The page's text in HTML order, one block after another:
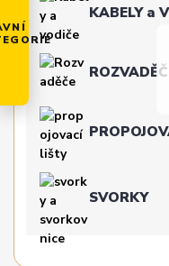
KABELY a
SVORKY